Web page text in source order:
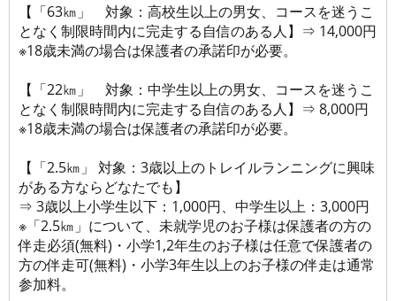
【「63㎞」 対象：高校生以上の男女、コースを迷うこ
となく制限時間内に完走する自信のある人】⇒ 14,000円
※18歳未満の場合は保護者の承諾印が必要。
【「22㎞」 対象：中学生以上の男女、コースを迷うこ
となく制限時間内に完走する自信のある人】⇒ 8,000円
※18歳未満の場合は保護者の承諾印が必要。
【「2.5㎞」 対象：3歳以上のトレイルランニングに興味
がある方ならどなたでも】
⇒ 3歳以上小学生以下：1,000円、中学生以上：3,000円
※「2.5㎞」について、未就学児のお子様は保護者の方の
伴走必須(無料)・小学1,2年生のお子様は任意で保護者の
方の伴走可(無料)・小学3年生以上のお子様の伴走は通常
参加料。